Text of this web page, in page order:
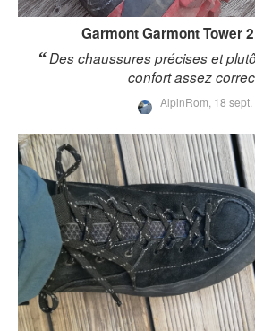
Garmont Garmont Tower
Des chaussures précises et
confort assez
AlpinRom, 18 sept.